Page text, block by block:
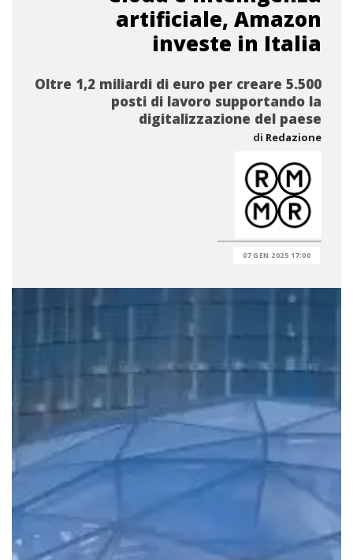
artificiale, Amazon
investe in Italia
Oltre 1,2 miliardi di euro per creare 5.500
posti di lavoro supportando la
digitalizzazione del paese
di Redazione
07 GEN 2025 17:00